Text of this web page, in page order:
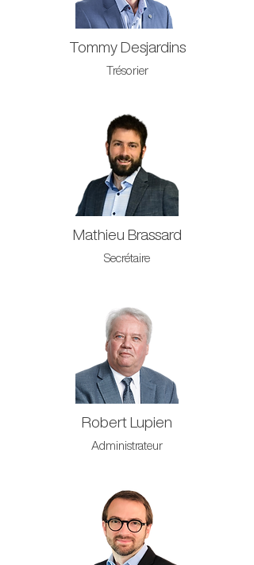
Tommy Desjardins
Trésorier
Mathieu Brassard
Secrétaire
Robert Lupien
Administrateur